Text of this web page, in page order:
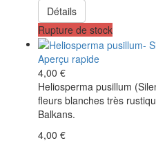
Détails
Rupture de stock
Aperçu rapide
4,00 €
Heliosperma pusillum
fleurs blanches très
Balkans.
4,00 €